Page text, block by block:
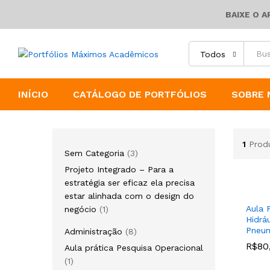
BAIXE O
Todos
INÍCIO CATÁLOGO DE PORTFÓLIOS SOBRE
1
Aula
R$
R$
Sem Categoria 33
produtos
Projeto Integrado – Para a
estratégia ser eficaz ela precisa
estar alinhada com o design do
negócio
11
Administração
88
produtos
Aula prática Pesquisa Operacional
11